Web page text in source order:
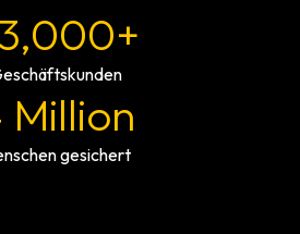
Million
gesichert